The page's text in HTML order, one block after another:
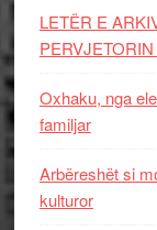
LETËR E
Oxhaku, nga
familjar
Arbëreshët si
kulturor